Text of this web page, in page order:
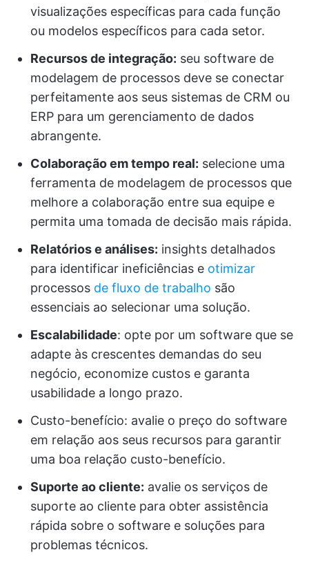
visualizações específicas para cada função
ou modelos específicos para cada setor.
Recursos de integração: seu software de
modelagem de processos deve se conectar
perfeitamente aos seus sistemas de CRM ou
ERP para um gerenciamento de dados
abrangente.
Colaboração em tempo real: selecione uma
ferramenta de modelagem de processos que
melhore a colaboração entre sua equipe e
permita uma tomada de decisão mais rápida.
Relatórios e análises: insights detalhados
para identificar ineficiências e otimizar
processos de fluxo de trabalho são
essenciais ao selecionar uma solução.
Escalabilidade: opte por um software que se
adapte às crescentes demandas do seu
negócio, economize custos e garanta
usabilidade a longo prazo.
Custo-benefício: avalie o preço do software
em relação aos seus recursos para garantir
uma boa relação custo-benefício.
Suporte ao cliente: avalie os serviços de
suporte ao cliente para obter assistência
rápida sobre o software e soluções para
problemas técnicos.